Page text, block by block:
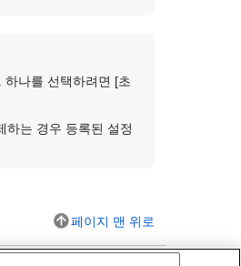
나를 선택하려면 [초
하는 경우 등록된 설정
페이지 맨 위로